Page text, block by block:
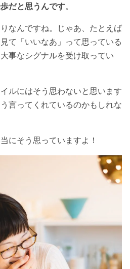
だと思うんです。
なんですね。じゃあ、たとえば
て「いいなあ」って思っている
事なシグナルを受け取ってい
ルにはそう思わないと思います
言ってくれているのかもしれな
にそう思っていますよ！